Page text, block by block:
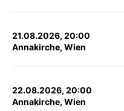
21.08.2026, 20:00
Annakirche, Wien
22.08.2026, 20:00
Annakirche, Wien